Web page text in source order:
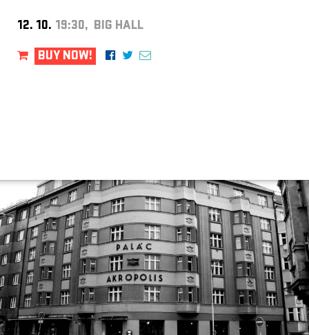
12. 10. 19:30, BIG HALL
BUY NOW!